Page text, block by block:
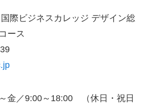
際ビジネスカレッジ デザイン総
ース
金／9:00～18:00 （休日・祝日